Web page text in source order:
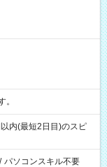
。
内(最短2日目)のスピ
/ パソコンスキル不要